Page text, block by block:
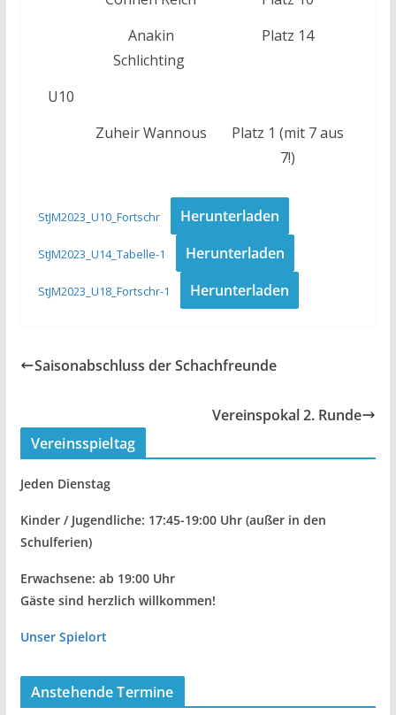
Anakin
Schlichting
Platz 14
U10
Zuheir Wannous
Platz 1 (mit 7 aus
7!)
StJM2023_U10_Fortschr Herunterladen
StJM2023_U14_Tabelle-1 Herunterladen
StJM2023_U18_Fortschr-1 Herunterladen
Saisonabschluss der Schachfreunde
Vereinspokal 2. Runde
Vereinsspieltag
Jeden Dienstag
Kinder / Jugendliche: 17:45-19:00 Uhr (außer in den
Schulferien)
Erwachsene: ab 19:00 Uhr
Gäste sind herzlich willkommen!
Unser Spielort
Anstehende Termine